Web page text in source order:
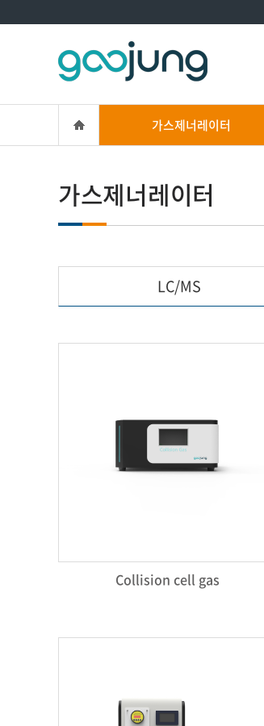
가스제너레이터
가스제너레이터
LC/MS
Collision cell gas